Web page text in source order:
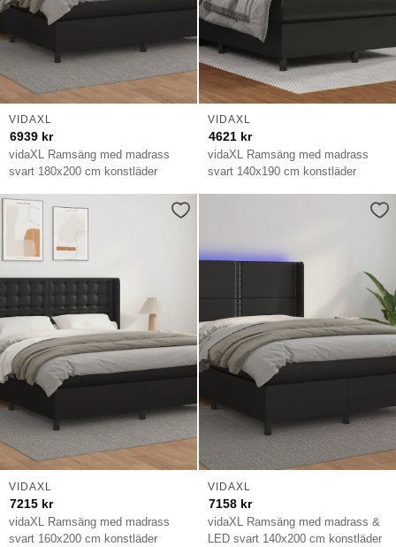
vidaXL Ramsäng med madrass
svart 180x200 cm konstläder
VIDAXL
6939 kr
vidaXL Ramsäng med madrass
svart 140x190 cm konstläder
VIDAXL
4621 kr
vidaXL Ramsäng med madrass
svart 160x200 cm konstläder
VIDAXL
7215 kr
vidaXL Ramsäng med madrass &
LED svart 140x200 cm konstläder
VIDAXL
7158 kr